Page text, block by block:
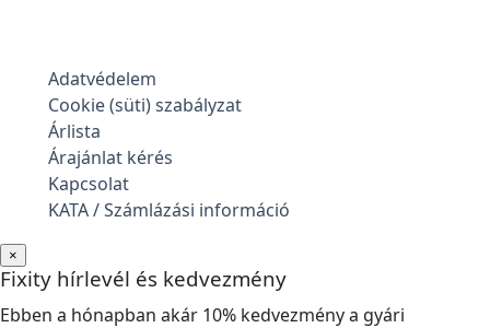
Adatvédelem
Cookie (süti) szabályzat
Árlista
Árajánlat kérés
Kapcsolat
KATA / Számlázási információ
×
Fixity hírlevél és kedvezmény
Ebben a hónapban akár 10% kedvezmény a gyári